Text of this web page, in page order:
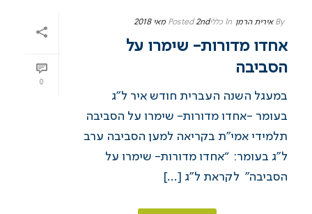
0
By אירית הרמן In כללי Posted 2nd מאי 2018
אחדו מדורות- שימרו על
הסביבה
במעגל השנה העברית חודש איר ל”ג
בעומר -אחדו מדורות- שימרו על הסביבה
תלמידי אמי”ת בקריאה למען הסביבה ערב
ל”ג בעומר: “אחדו מדורות- שימרו על
הסביבה” לקראת ל”ג [...]